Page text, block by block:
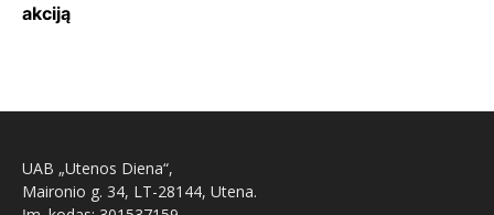
akciją
UAB „Utenos Diena“,
Maironio g. 34, LT-28144, Utena.